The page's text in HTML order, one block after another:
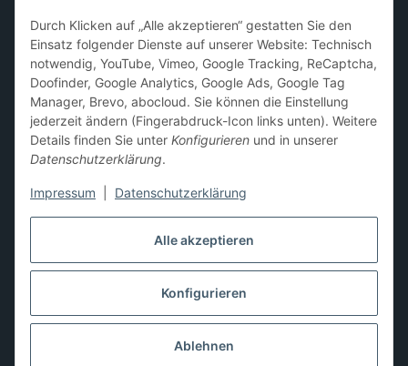
Sammelkarten-Zubehör &
Schutzprodukte
Card Sleeves, Penny Sleeves, Premium Sleeves,Toploader
Magnetic Holder, Sammelalben / Binder / Pocket Pages
Deckboxen ,Playmats undAufbewahrungslösungen
Vertrag widerrufen
* Alle Preise inkl. gesetzlicher USt., zzgl.Versand
** Differenzbesteuerung gemäß § 25a UStG,
Alle akzeptieren
Konfigurieren
Ablehnen
Durch Klicken auf „Alle akzeptieren“ gestatten Sie den
Einsatz folgender Dienste auf unserer Website: Technisch
notwendig, YouTube, Vimeo, Google Tracking, ReCaptcha,
Doofinder, Google Analytics, Google Ads, Google Tag
Manager, Brevo, abocloud. Sie können die Einstellung
jederzeit ändern (Fingerabdruck-Icon links unten). Weitere
Details finden Sie unter Konfigurieren und in unserer
Datenschutzerklärung.
Impressum Datenschutzerklärung